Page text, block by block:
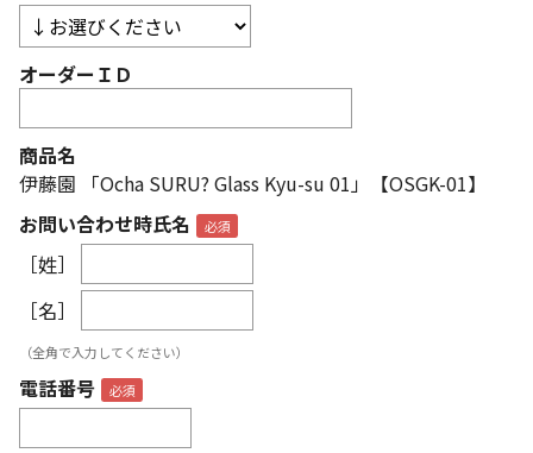
オーダーＩＤ
商品名
伊藤園 「Ocha SURU? Glass Kyu-su 01」【OSGK-01】
お問い合わせ時氏名
［姓］
［名］
（全角で入力してください）
電話番号